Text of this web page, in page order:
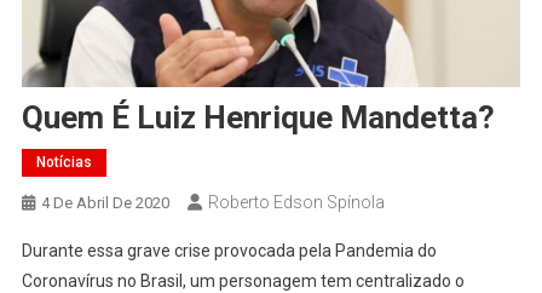
Quem É Luiz Henrique Mandetta?
Notícias
4 De Abril De 2020 Roberto Edson Spínola
Durante essa grave crise provocada pela Pandemia do
Coronavírus no Brasil, um personagem tem centralizado o